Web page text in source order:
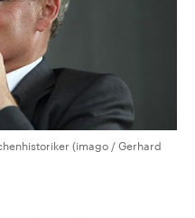
(imago / Gerhard